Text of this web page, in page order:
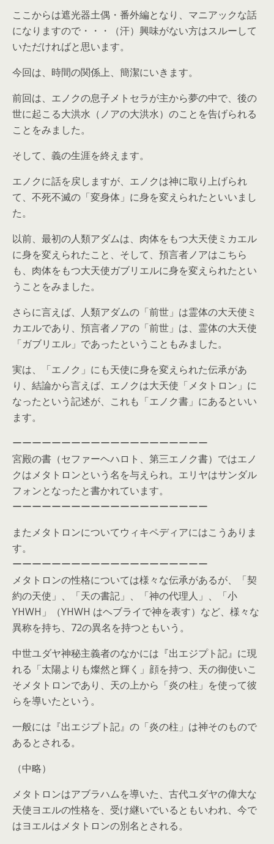
ここからは遮光器土偶・番外編となり、マニアックな話
になりますので・・・（汗）興味がない方はスルーして
いただければと思います。
今回は、時間の関係上、簡潔にいきます。
前回は、エノクの息子メトセラが主から夢の中で、後の
世に起こる大洪水（ノアの大洪水）のことを告げられる
ことをみました。
そして、義の生涯を終えます。
エノクに話を戻しますが、エノクは神に取り上げられ
て、不死不滅の「変身体」に身を変えられたといいまし
た。
以前、最初の人類アダムは、肉体をもつ大天使ミカエル
に身を変えられたこと、そして、預言者ノアはこちら
も、肉体をもつ大天使ガブリエルに身を変えられたとい
うことをみました。
さらに言えば、人類アダムの「前世」は霊体の大天使ミ
カエルであり、預言者ノアの「前世」は、霊体の大天使
「ガブリエル」であったということもみました。
実は、「エノク」にも天使に身を変えられた伝承があ
り、結論から言えば、エノクは大天使「メタトロン」に
なったという記述が、これも「エノク書」にあるといい
ます。
ーーーーーーーーーーーーーーーーーーーー
宮殿の書（セファーヘハロト、第三エノク書）ではエノ
クはメタトロンという名を与えられ。エリヤはサンダル
フォンとなったと書かれています。
ーーーーーーーーーーーーーーーーーーーー
またメタトロンについてウィキペディアにはこうありま
す。
ーーーーーーーーーーーーーーーーーーーー
メタトロンの性格については様々な伝承があるが、「契
約の天使」、「天の書記」、「神の代理人」、「小
YHWH」（YHWH はヘブライで神を表す）など、様々な
異称を持ち、72の異名を持つともいう。
中世ユダヤ神秘主義者のなかには『出エジプト記』に現
れる「太陽よりも燦然と輝く」顔を持つ、天の御使いこ
そメタトロンであり、天の上から「炎の柱」を使って彼
らを導いたという。
一般には『出エジプト記』の「炎の柱」は神そのもので
あるとされる。
（中略）
メタトロンはアブラハムを導いた、古代ユダヤの偉大な
天使ヨエルの性格を、受け継いでいるともいわれ、今で
はヨエルはメタトロンの別名とされる。